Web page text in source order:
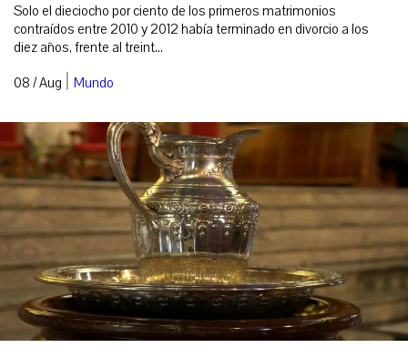
Solo el dieciocho por ciento de los primeros matrimonios
contraídos entre 2010 y 2012 había terminado en divorcio a los
diez años, frente al treint...
08 / Aug | Mundo